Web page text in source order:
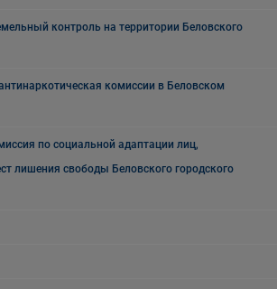
контроль на территории Беловского
комиссии в Беловском
по социальной адаптации лиц,
лишения свободы Беловского городского